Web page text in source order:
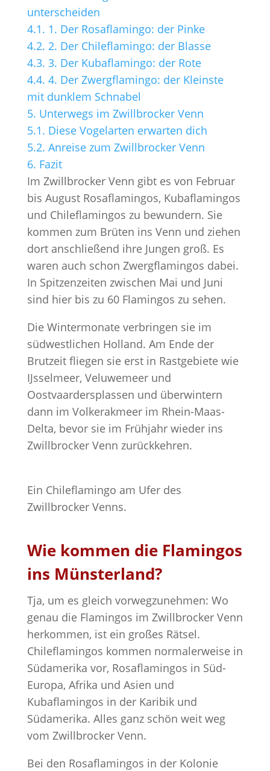
unterscheiden
4.1. 1. Der Rosaflamingo: der Pinke
4.2. 2. Der Chileflamingo: der Blasse
4.3. 3. Der Kubaflamingo: der Rote
4.4. 4. Der Zwergflamingo: der Kleinste
mit dunklem Schnabel
5. Unterwegs im Zwillbrocker Venn
5.1. Diese Vogelarten erwarten dich
5.2. Anreise zum Zwillbrocker Venn
6. Fazit
Im Zwillbrocker Venn gibt es von Februar
bis August Rosaflamingos, Kubaflamingos
und Chileflamingos zu bewundern. Sie
kommen zum Brüten ins Venn und ziehen
dort anschließend ihre Jungen groß. Es
waren auch schon Zwergflamingos dabei.
In Spitzenzeiten zwischen Mai und Juni
sind hier bis zu 60 Flamingos zu sehen.
Die Wintermonate verbringen sie im
südwestlichen Holland. Am Ende der
Brutzeit fliegen sie erst in Rastgebiete wie
IJsselmeer, Veluwemeer und
Oostvaardersplassen und überwintern
dann im Volkerakmeer im Rhein-Maas-
Delta, bevor sie im Frühjahr wieder ins
Zwillbrocker Venn zurückkehren.
Ein Chileflamingo am Ufer des
Zwillbrocker Venns.
Wie kommen die Flamingos
ins Münsterland?
Tja, um es gleich vorwegzunehmen: Wo
genau die Flamingos im Zwillbrocker Venn
herkommen, ist ein großes Rätsel.
Chileflamingos kommen normalerweise in
Südamerika vor, Rosaflamingos in Süd-
Europa, Afrika und Asien und
Kubaflamingos in der Karibik und
Südamerika. Alles ganz schön weit weg
vom Zwillbrocker Venn.
Bei den Rosaflamingos in der Kolonie